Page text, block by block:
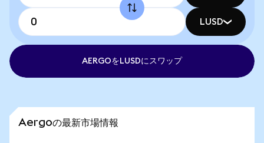
LUSD
AERGOをLUSDにスワップ
Aergoの最新市場情報